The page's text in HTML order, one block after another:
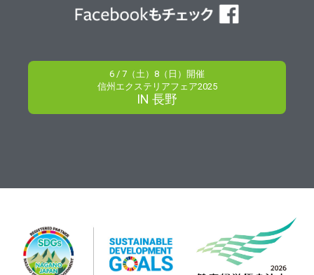
6 / 7（土）8（日）開催
信州エクステリアフェア2025
IN 長野